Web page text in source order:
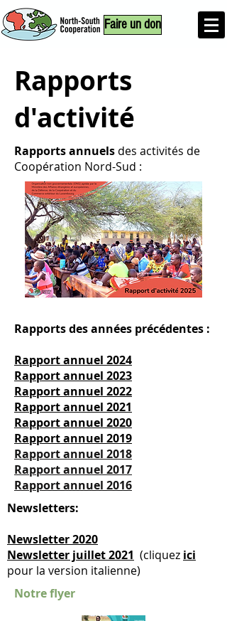
Faire un don
Rapports
d'activité
Rapports annuels des activités de
Coopération Nord-Sud :
Rapports des années précédentes :
Rapport annuel 2024
Rapport annuel 2023
Rapport annuel 2022
Rapport annuel 2021
Rapport annuel 2020
Rapport annuel 2019
Rapport annuel 2018
Rapport annuel 2017
Rapport annuel 2016
Newsletters:
Newsletter 2020
Newsletter juillet 2021 (cliquez ici
pour la version italienne)
Notre flyer